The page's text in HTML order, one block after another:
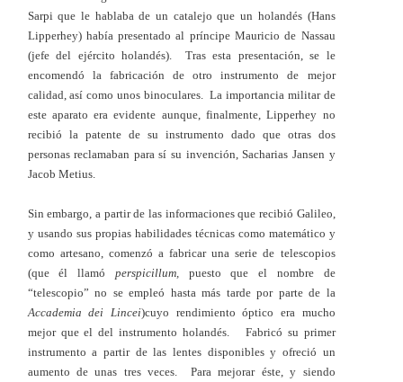
Sarpi que le hablaba de un catalejo que un holandés (Hans
Lipperhey) había presentado al príncipe Mauricio de Nassau
(jefe del ejército holandés). Tras esta presentación, se le
encomendó la fabricación de otro instrumento de mejor
calidad, así como unos binoculares. La importancia militar de
este aparato era evidente aunque, finalmente, Lipperhey no
recibió la patente de su instrumento dado que otras dos
personas reclamaban para sí su invención, Sacharias Jansen y
Jacob Metius.
Sin embargo, a partir de las informaciones que recibió Galileo,
y usando sus propias habilidades técnicas como matemático y
como artesano, comenzó a fabricar una serie de telescopios
(que él llamó perspicillum,puesto que el nombre de
“telescopio” no se empleó hasta más tarde por parte de la
Accademia dei Lincei)cuyo rendimiento óptico era mucho
mejor que el del instrumento holandés. Fabricó su primer
instrumento a partir de las lentes disponibles y ofreció un
aumento de unas tres veces. Para mejorar éste, y siendo